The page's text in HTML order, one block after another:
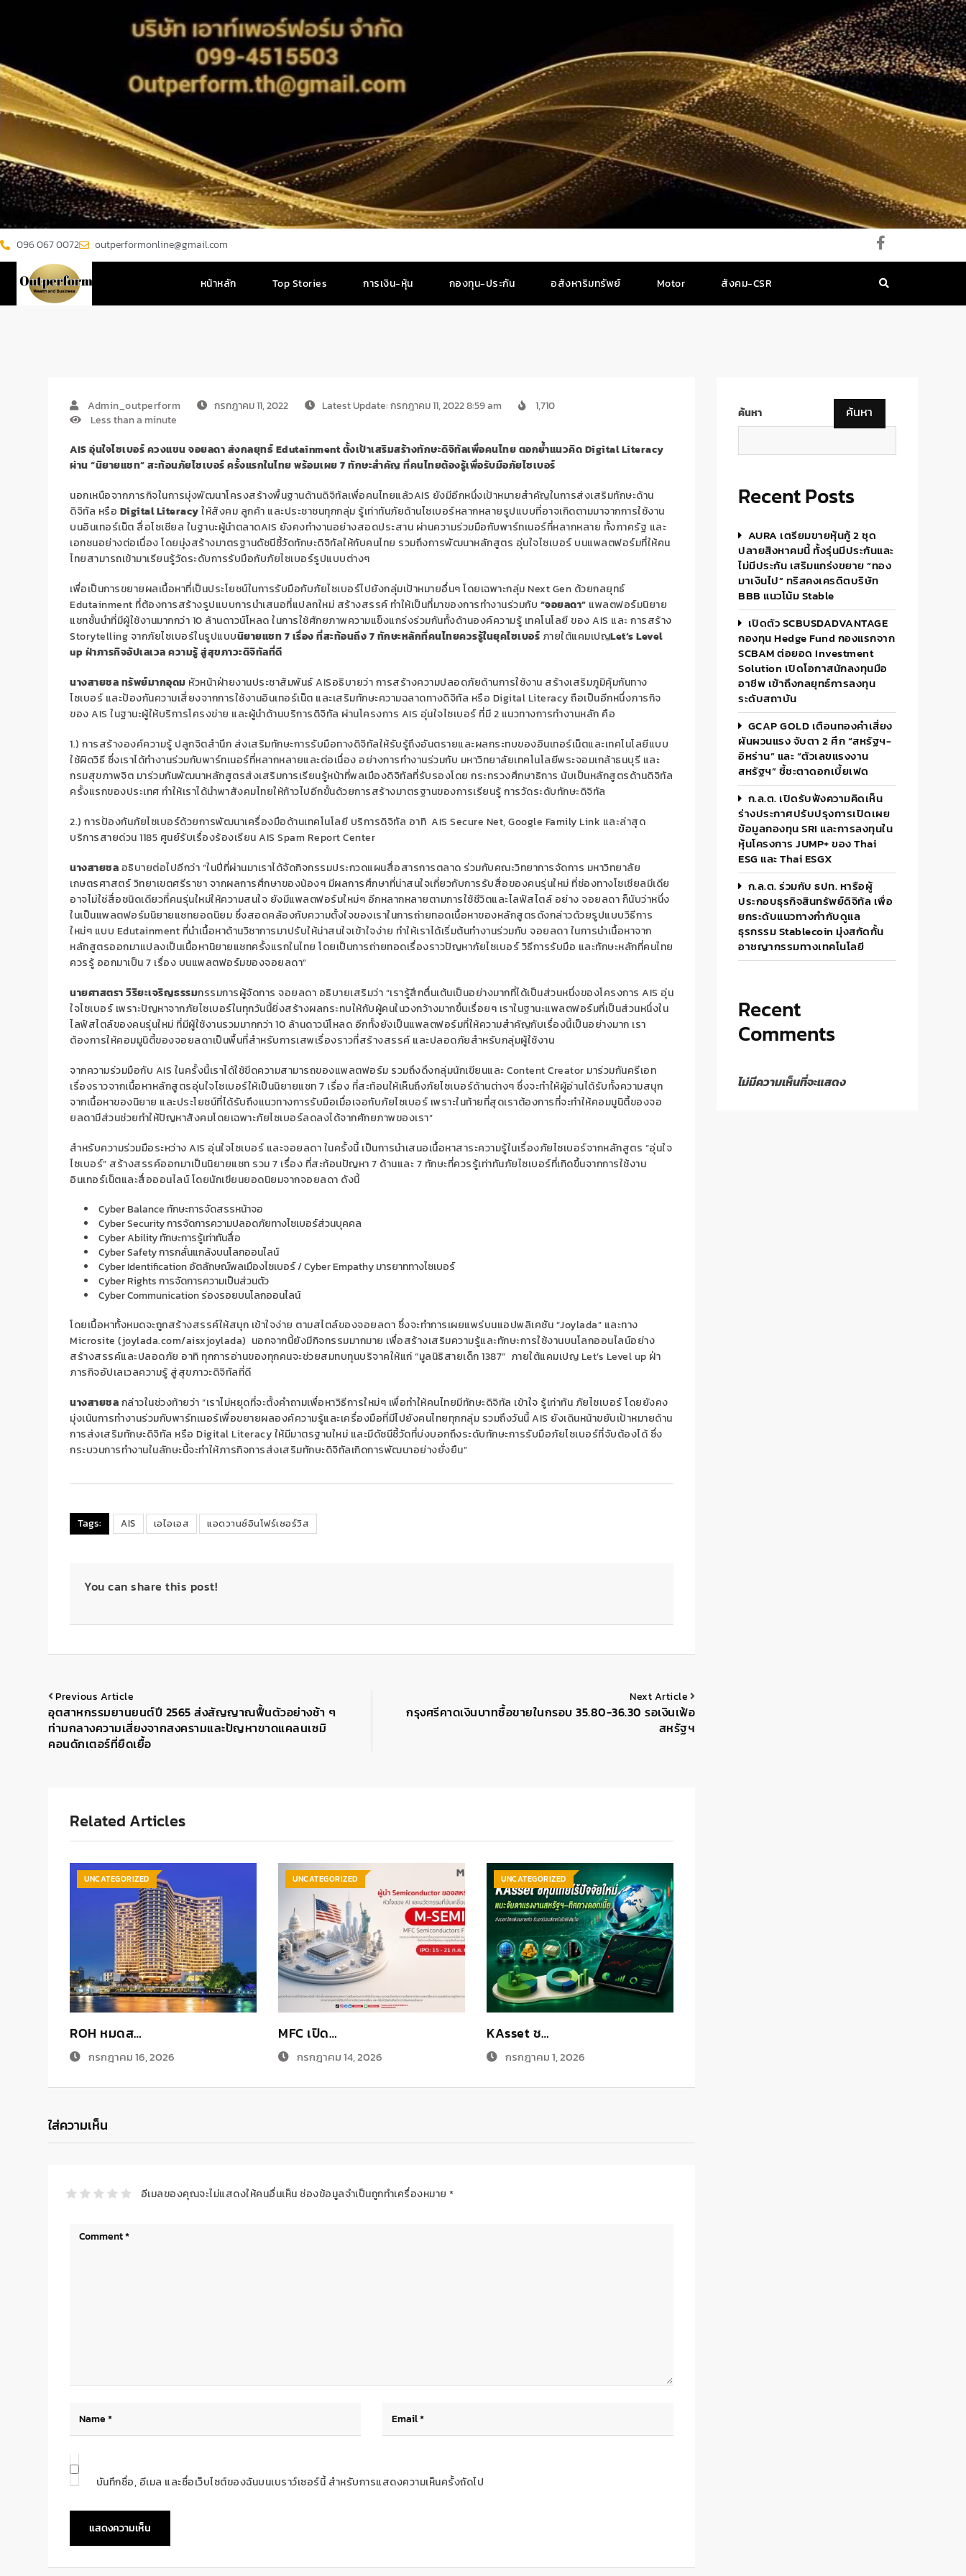
096 067 0072 outperformonline@gmail.com
หน้าหลัก Top Stories การเงิน-หุ้น กองทุน-ประกัน อสังหาริมทรัพย์ Motor สังคม-CSR
Admin_outperform กรกฎาคม 11, 2022 Latest Update: กรกฎาคม 11, 2022 8:59 am
1,710
Less than a minute
AIS อุ่นใจไซเบอร์ ควงแขน จอยลดา ส่งกลยุทธ์ Edutainment ตั้งเป้าเสริมสร้างทักษะดิจิทัลเพื่อคนไทยตอกย้ำแนวคิดDigital Literacy
ผ่าน “นิยายแชท” สะท้อนภัยไซเบอร์ ครั้งแรกในไทยพร้อมเผย7 ทักษะสำคัญ ที่คนไทยต้องรู้เพื่อรับมือภัยไซเบอร์
นอกเหนือจากภารกิจในการมุ่งพัฒนาโครงสร้างพื้นฐานด้านดิจิทัลเพื่อคนไทยแล้วAIS ยังมีอีกหนึ่งเป้าหมายสำคัญในการส่งเสริมทักษะด้าน
ดิจิทัล หรือ Digital Literacyให้สังคม ลูกค้า และประชาชนทุกกลุ่ม รู้เท่าทันภัยด้านไซเบอร์หลากหลายรูปแบบที่อาจเกิดตามมาจากการใช้งาน
บนอินเทอร์เน็ต สื่อโซเชียล ในฐานะผู้นำตลาดAIS ยังคงทำงานอย่างสอดประสาน ผ่านความร่วมมือกับพาร์ทเนอร์ที่หลากหลาย ทั้งภาครัฐ และ
เอกชนอย่างต่อเนื่อง โดยมุ่งสร้างมาตรฐานดัชนีชี้วัดทักษะดิจิทัลให้กับคนไทย รวมถึงการพัฒนาหลักสูตร อุ่นใจไซเบอร์ บนแพลตฟอร์มที่ให้คน
ไทยสามารถเข้ามาเรียนรู้วัดระดับการรับมือกับภัยไซเบอร์รูปแบบต่างๆ
เพื่อเป็นการขยายผลเนื้อหาที่เป็นประโยชน์ในการรับมือกับภัยไซเบอร์ไปยังกลุ่มเป้าหมายอื่นๆ โดยเฉพาะกลุ่ม Next Gen ด้วยกลยุทธ์
Edutainment ที่ต้องการสร้างรูปแบบการนำเสนอที่แปลกใหม่ สร้างสรรค์ ทำให้เป็นที่มาของการทำงานร่วมกับ “จอยลดา” แพลตฟอร์มนิยาย
แชทชั้นนำที่มีผู้ใช้งานมากกว่า 10 ล้านดาวน์โหลด ในการใช้ศักยภาพความแข็งแกร่งร่วมกันทั้งด้านองค์ความรู้ เทคโนโลยี ของ AIS และ การสร้าง
Storytelling จากภัยไซเบอร์ในรูปแบบนิยายแชท7 เรื่อง ที่สะท้อนถึง 7 ทักษะหลักที่คนไทยควรรู้ในยุคไซเบอร์ ภายใต้แคมเปญLet’s Level
up ฝ่าภารกิจอัปเลเวล ความรู้ สู่สุขภาวะดิจิทัลที่ดี
นางสายชล ทรัพย์มากอุดม หัวหน้าฝ่ายงานประชาสัมพันธ์ AISอธิบายว่า การสร้างความปลอดภัยด้านการใช้งาน สร้างเสริมภูมิคุ้มกันทาง
ไซเบอร์ และป้องกันความเสี่ยงจากการใช้งานอินเทอร์เน็ต และเสริมทักษะความฉลาดทางดิจิทัล หรือ Digital Literacy ถือเป็นอีกหนึ่งภารกิจ
ของ AIS ในฐานะผู้ให้บริการโครงข่าย และผู้นำด้านบริการดิจิทัล ผ่านโครงการ AIS อุ่นใจไซเบอร์ ที่มี 2 แนวทางการทำงานหลัก คือ
1.) การสร้างองค์ความรู้ ปลูกจิตสำนึก ส่งเสริมทักษะการรับมือทางดิจิทัลให้รับรู้ถึงอันตรายและผลกระทบของอินเทอร์เน็ตและเทคโนโลยีแบบ
ใช้ผิดวิธี ซึ่งเราได้ทำงานร่วมกับพาร์ทเนอร์ที่หลากหลายและต่อเนื่อง อย่างการทำงานร่วมกับ มหาวิทยาลัยเทคโนโลยีพระจอมเกล้าธนบุรี และ
กรมสุขภาพจิต มาร่วมกันพัฒนาหลักสูตรส่งเสริมการเรียนรู้หน้าที่พลเมืองดิจิทัลที่รับรองโดย กระทรวงศึกษาธิการ นับเป็นหลักสูตรด้านดิจิทัล
ครั้งแรกของประเทศ ทำให้เราได้นำพาสังคมไทยให้ก้าวไปอีกขั้นด้วยการสร้างมาตรฐานของการเรียนรู้ การวัดระดับทักษะดิจิทัล
2.) การป้องกันภัยไซเบอร์ด้วยการพัฒนาเครื่องมือด้านเทคโนโลยี บริการดิจิทัล อาทิ AIS Secure Net, Google Family Link และล่าสุด
บริการสายด่วน 1185 ศูนย์รับเรื่องร้องเรียน AIS Spam Report Center
นางสายชล อธิบายต่อไปอีกว่า “ในปีที่ผ่านมาเราได้จัดกิจกรรมประกวดแผนสื่อสารการตลาด ร่วมกับคณะวิทยาการจัดการ มหาวิทยาลัย
เกษตรศาสตร์ วิทยาเขตศรีราชา จากผลการศึกษาของน้องๆ มีผลการศึกษาที่น่าสนใจเกี่ยวกับการรับสื่อของคนรุ่นใหม่ ที่ช่องทางโซเชียลมีเดีย
อาจไม่ใช่สื่อชนิดเดียวที่คนรุ่นใหม่ให้ความสนใจ ยังมีแพลตฟอร์มใหม่ๆ อีกหลากหลายตามการใช้ชีวิตและไลฟ์สไตล์ อย่าง จอยลดา ก็นับว่าหนึ่ง
ในเป็นแพลตฟอร์มนิยายแชทยอดนิยม ซึ่งสอดคล้องกับความตั้งใจของเราในการถ่ายทอดเนื้อหาของหลักสูตรดังกล่าวด้วยรูปแบบวิธีการ
ใหม่ๆ แบบ Edutainment ที่นำเนื้อหาด้านวิชาการมาปรับให้น่าสนใจเข้าใจง่าย ทำให้เราได้เริ่มต้นทำงานร่วมกับ จอยลดา ในการนำเนื้อหาจาก
หลักสูตรออกมาแปลงเป็นเนื้อหานิยายแชทครั้งแรกในไทย โดยเป็นการถ่ายทอดเรื่องราวปัญหาภัยไซเบอร์ วิธีการรับมือ และทักษะหลักที่คนไทย
ควรรู้ ออกมาเป็น 7 เรื่อง บนแพลตฟอร์มของจอยลดา”
นายศาสตรา วิริยะเจริญธรรมกรรมการผู้จัดการ จอยลดา อธิบายเสริมว่า “เรารู้สึกตื่นเต้นเป็นอย่างมากที่ได้เป็นส่วนหนึ่งของโครงการ AIS อุ่น
ใจไซเบอร์ เพราะปัญหาจากภัยไซเบอร์ในทุกวันนี้ยิ่งสร้างผลกระทบให้กับผู้คนในวงกว้างมากขึ้นเรื่อยๆ เราในฐานะแพลตฟอร์มที่เป็นส่วนหนึ่งใน
ไลฟ์สไตล์ของคนรุ่นใหม่ ที่มีผู้ใช้งานรวมมากกว่า 10 ล้านดาวน์โหลด อีกทั้งยังเป็นแพลตฟอร์มที่ให้ความสำคัญกับเรื่องนี้เป็นอย่างมาก เรา
ต้องการให้คอมมูนิตี้ของจอยลดาเป็นพื้นที่สำหรับการเสพเรื่องราวที่สร้างสรรค์ และปลอดภัยสำหรับกลุ่มผู้ใช้งาน
จากความร่วมมือกับ AIS ในครั้งนี้เราได้ใช้ขีดความสามารถของแพลตฟอร์ม รวมถึงดึงกลุ่มนักเขียนและ Content Creator มาร่วมกันครีเอท
เรื่องราวจากเนื้อหาหลักสูตรอุ่นใจไซเบอร์ให้เป็นนิยายแชท 7 เรื่อง ที่สะท้อนให้เห็นถึงภัยไซเบอร์ด้านต่างๆ ซึ่งจะทำให้ผู้อ่านได้รับทั้งความสนุก
จากเนื้อหาของนิยาย และประโยชน์ที่ได้รับถึงแนวทางการรับมือเมื่อเจอกับภัยไซเบอร์ เพราะในท้ายที่สุดเราต้องการที่จะทำให้คอมมูนิตี้ของจอ
ยลดามีส่วนช่วยทำให้ปัญหาสังคมโดยเฉพาะภัยไซเบอร์ลดลงได้จากศักยภาพของเรา”
สำหรับความร่วมมือระหว่าง AIS อุ่นใจไซเบอร์ และจอยลดา ในครั้งนี้ เป็นการนำเสนอเนื้อหาสาระความรู้ในเรื่องภัยไซเบอร์จากหลักสูตร “อุ่นใจ
ไซเบอร์” สร้างสรรค์ออกมาเป็นนิยายแชท รวม 7 เรื่อง ที่สะท้อนปัญหา 7 ด้านและ 7 ทักษะที่ควรรู้เท่าทันภัยไซเบอร์ที่เกิดขึ้นจากการใช้งาน
อินเทอร์เน็ตและสื่อออนไลน์ โดยนักเขียนยอดนิยมจากจอยลดา ดังนี้
Cyber Balance ทักษะการจัดสรรหน้าจอ
Cyber Security การจัดการความปลอดภัยทางไซเบอร์ส่วนบุคคล
Cyber Ability ทักษะการรู้เท่าทันสื่อ
Cyber Safety การกลั่นแกล้งบนโลกออนไลน์
Cyber Identification อัตลักษณ์พลเมืองไซเบอร์ / Cyber Empathy มารยาททางไซเบอร์
Cyber Rights การจัดการความเป็นส่วนตัว
Cyber Communication ร่องรอยบนโลกออนไลน์
โดยเนื้อหาทั้งหมดจะถูกสร้างสรรค์ให้สนุก เข้าใจง่าย ตามสไตล์ของจอยลดา ซึ่งจะทำการเผยแพร่บนแอปพลิเคชัน “Joylada” และทาง
Microsite (joylada.com/aisxjoylada) นอกจากนี้ยังมีกิจกรรมมากมาย เพื่อสร้างเสริมความรู้และทักษะการใช้งานบนโลกออนไลน์อย่าง
สร้างสรรค์และปลอดภัย อาทิ ทุกการอ่านของทุกคนจะช่วยสมทบทุนบริจาคให้แก่ “มูลนิธิสายเด็ก 1387” ภายใต้แคมเปญ Let’s Level up ฝ่า
ภารกิจอัปเลเวลความรู้ สู่สุขภาวะดิจิทัลที่ดี
นางสายชลกล่าวในช่วงท้ายว่า “เราไม่หยุดที่จะตั้งคำถามเพื่อหาวิธีการใหม่ๆ เพื่อทำให้คนไทยมีทักษะดิจิทัล เข้าใจ รู้เท่าทัน ภัยไซเบอร์ โดยยังคง
มุ่งเน้นการทำงานร่วมกับพาร์ทเนอร์เพื่อขยายผลองค์ความรู้และเครื่องมือที่มีไปยังคนไทยทุกกลุ่ม รวมถึงวันนี้ AIS ยังเดินหน้าขยับเป้าหมายด้าน
การส่งเสริมทักษะดิจิทัล หรือ Digital Literacy ให้มีมาตรฐานใหม่ และมีดัชนีชี้วัดที่บ่งบอกถึงระดับทักษะการรับมือภัยไซเบอร์ที่จับต้องได้ ซึ่ง
กระบวนการทำงานในลักษะนี้จะทำให้ภารกิจการส่งเสริมทักษะดิจิทัลเกิดการพัฒนาอย่างยั่งยืน”
Tags: AIS เอไอเอส แอดวานซ์อินโฟร์เซอร์วิส
You can share this post!
Previous Article
อุตสาหกรรมยานยนต์ปี 2565 ส่งสัญญาณฟื้นตัวอย่างช้า ๆ
ท่ามกลางความเสี่ยงจากสงครามและปัญหาขาดแคลนเซมิ
คอนดักเตอร์ที่ยืดเยื้อ
Next Article
กรุงศรีคาดเงินบาทซื้อขายในกรอบ 35.80-36.30 รอเงินเฟ้อ
สหรัฐฯ
Related Articles
UNCATEGORIZED
ROH หมดส…
กรกฎาคม 16, 2026
UNCATEGORIZED
MFC เปิด…
กรกฎาคม 14, 2026
UNCATEGORIZED
KAsset ช…
กรกฎาคม 1, 2026
ใส่ความเห็น
อีเมลของคุณจะไม่แสดงให้คนอื่นเห็น ช่องข้อมูลจำเป็นถูกทำเครื่องหมาย *
บันทึกชื่อ, อีเมล และชื่อเว็บไซต์ของฉันบนเบราว์เซอร์นี้ สำหรับการแสดงความเห็นครั้งถัดไป
ค้นหา ค้นหา
Recent Posts
AURA เตรียมขายหุ้นกู้ 2 ชุด
ปลายสิงหาคมนี้ ทั้งรุ่นมีประกันและ
ไม่มีประกัน เสริมแกร่งขยาย “ทอง
มาเงินไป” ทริสคงเครดิตบริษัท
BBB แนวโน้ม Stable
เปิดตัว SCBUSDADVANTAGE
กองทุน Hedge Fund กองแรกจาก
SCBAM ต่อยอด Investment
Solution เปิดโอกาสนักลงทุนมือ
อาชีพ เข้าถึงกลยุทธ์การลงทุน
ระดับสถาบัน
GCAP GOLD เตือนทองคำเสี่ยง
ผันผวนแรง จับตา 2 ศึก “สหรัฐฯ-
อิหร่าน” และ “ตัวเลขแรงงาน
สหรัฐฯ” ชี้ชะตาดอกเบี้ยเฟด
ก.ล.ต. เปิดรับฟังความคิดเห็น
ร่างประกาศปรับปรุงการเปิดเผย
ข้อมูลกองทุน SRI และการลงทุนใน
หุ้นโครงการ JUMP+ ของ Thai
ESG และ Thai ESGX
ก.ล.ต. ร่วมกับ ธปท. หารือผู้
ประกอบธุรกิจสินทรัพย์ดิจิทัล เพื่อ
ยกระดับแนวทางกำกับดูแล
ธุรกรรม Stablecoin มุ่งสกัดกั้น
อาชญากรรมทางเทคโนโลยี
Recent
Comments
ไม่มีความเห็นที่จะแสดง